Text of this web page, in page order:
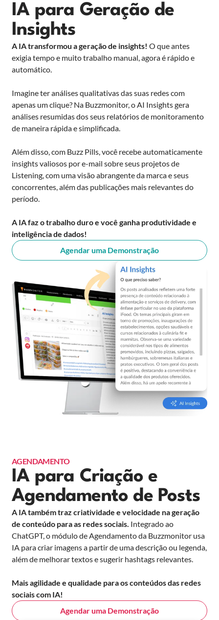
IA para Geração de
Insights
A IA transformou a geração de insights! O que antes
exigia tempo e muito trabalho manual, agora é rápido e
automático.
Imagine ter análises qualitativas das suas redes com
apenas um clique? Na Buzzmonitor, o AI Insights gera
análises resumidas dos seus relatórios de monitoramento
de maneira rápida e simplificada.
Além disso, com Buzz Pills, você recebe automaticamente
insights valiosos por e-mail sobre seus projetos de
Listening, com uma visão abrangente da marca e seus
concorrentes, além das publicações mais relevantes do
período.
A IA faz o trabalho duro e você ganha produtividade e
inteligência de dados!
Agendar uma Demonstração
AGENDAMENTO
IA para Criação e
Agendamento de Posts
A IA também traz criatividade e velocidade na geração
de conteúdo para as redes sociais. Integrado ao
ChatGPT, o módulo de Agendamento da Buzzmonitor usa
IA para criar imagens a partir de uma descrição ou legenda,
além de melhorar textos e sugerir hashtags relevantes.
Mais agilidade e qualidade para os conteúdos das redes
sociais com IA!
Agendar uma Demonstração